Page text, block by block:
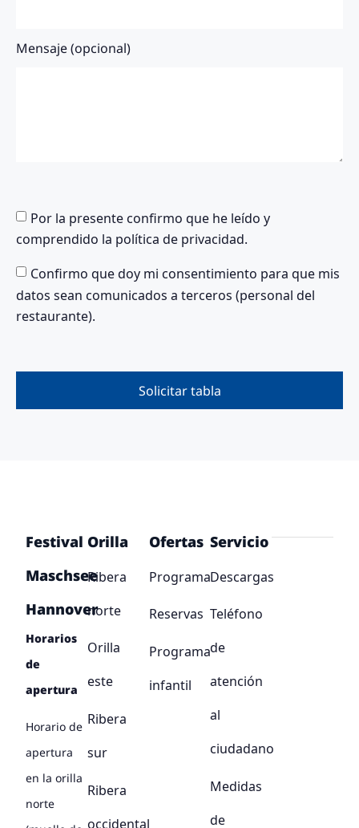
Mensaje (opcional)
Por la presente confirmo que he leído y
comprendido la política de privacidad.
Confirmo que doy mi consentimiento para que mis
datos sean comunicados a terceros (personal del
restaurante).
Solicitar tabla
Festival
Maschsee
Hannover
Horarios
de
apertura
Horario de
apertura
en la orilla
norte
Orilla
Ribera
norte
Orilla
este
Ribera
sur
Ribera
occidental
Ofertas
Programa
Reservas
Programa
infantil
Servicio
Descargas
Teléfono
de
atención
al
ciudadano
Medidas
de